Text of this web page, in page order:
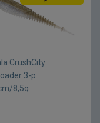
cm / 7'1"
Carbon
Stainless
CrushCity
3-p
8,5g